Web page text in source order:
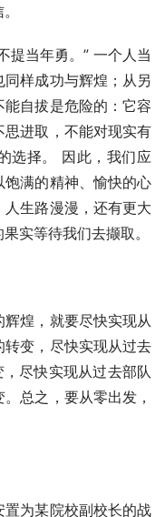
提当年勇。” 一个人当
样成功与辉煌；从另
自拔是危险的：它容
进取，不能对现实有
选择。 因此，我们应
满的精神、愉快的心
生路漫漫，还有更大
实等待我们去撷取。
煌，就要尽快实现从
变，尽快实现从过去
尽快实现从过去部队
总之，要从零出发，
为某院校副校长的战